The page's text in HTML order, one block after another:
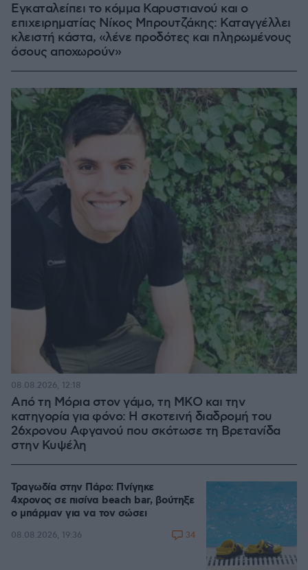
Εγκαταλείπει το κόμμα Καρυστιανού και ο
επιχειρηματίας Νίκος Μπρουτζάκης: Καταγγέλλει
κλειστή κάστα, «λένε προδότες και πληρωμένους
όσους αποχωρούν»
Από τη Μόρια στον γάμο, τη ΜΚΟ και την
κατηγορία για φόνο: Η σκοτεινή διαδρομή του
26χρονου Αφγανού που σκότωσε τη Βρετανίδα
στην Κυψέλη
08.08.2026, 12:18
Τραγωδία στην Πάρο: Πνίγηκε
4χρονος σε πισίνα beach bar, βούτηξε
ο μπάρμαν για να τον σώσει
08.08.2026, 19:36 34